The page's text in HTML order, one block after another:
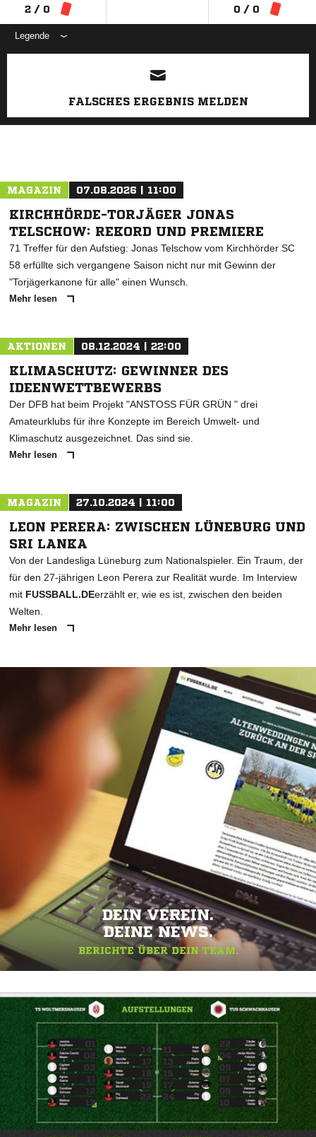
2 / 0 0 / 0
Legende
ANZEIGE
FALSCHES ERGEBNIS MELDEN
MAGAZIN 07.08.2026 | 11:00
KIRCHHÖRDE-TORJÄGER JONAS
TELSCHOW: REKORD UND PREMIERE
71 Treffer für den Aufstieg: Jonas Telschow vom Kirchhörder SC
58 erfüllte sich vergangene Saison nicht nur mit Gewinn der
"Torjägerkanone für alle" einen Wunsch.
Mehr lesen
AKTIONEN 08.12.2024 | 22:00
KLIMASCHUTZ: GEWINNER DES
IDEENWETTBEWERBS
Der DFB hat beim Projekt "ANSTOSS FÜR GRÜN " drei
Amateurklubs für ihre Konzepte im Bereich Umwelt- und
Klimaschutz ausgezeichnet. Das sind sie.
Mehr lesen
MAGAZIN 27.10.2024 | 11:00
LEON PERERA: ZWISCHEN LÜNEBURG UND
SRI LANKA
Von der Landesliga Lüneburg zum Nationalspieler. Ein Traum, der
für den 27-jährigen Leon Perera zur Realität wurde. Im Interview
mit FUSSBALL.DEerzählt er, wie es ist, zwischen den beiden
Welten.
Mehr lesen
DEIN VEREIN.
DEINE NEWS.
BERICHTE ÜBER DEIN TEAM.